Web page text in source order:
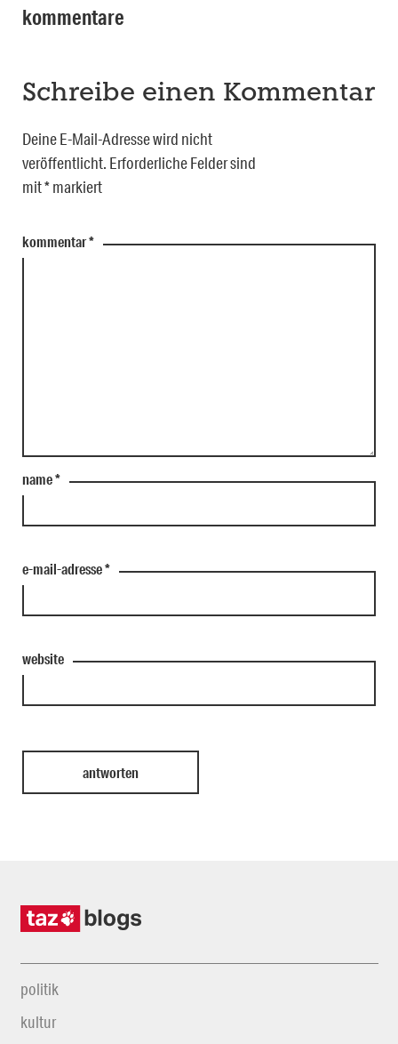
kommentare
Schreibe einen Kommentar
Deine E-Mail-Adresse wird nicht
veröffentlicht. Erforderliche Felder sind
mit*markiert
kommentar*
name*
e-mail-adresse*
website
politik
kultur